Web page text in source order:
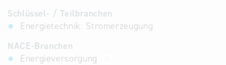
Schlüssel- / Teilbranchen
Energietechnik: Stromerzeugung
NACE-Branchen
Energieversorgung